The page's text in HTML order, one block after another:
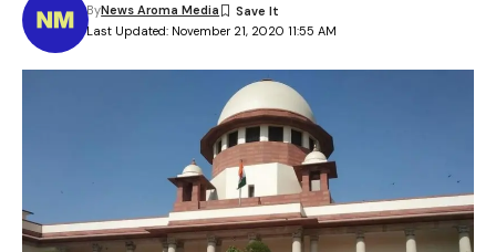
Last Updated: November 21, 2020 11:55 AM
ByNews Aroma Media